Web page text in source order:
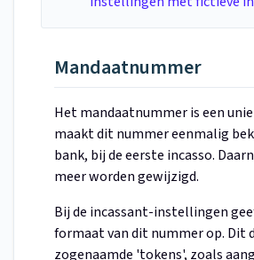
Mandaatnummer
Het mandaatnummer is een
maakt dit nummer eenmalig
bank, bij de eerste incasso.
meer worden gewijzigd.
Bij de incassant-instellingen
formaat van dit nummer op. Dit
zogenaamde 'tokens', zoals